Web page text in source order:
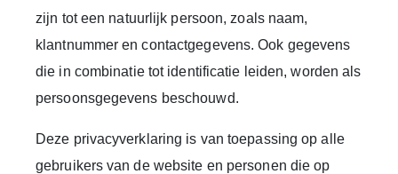
zijn tot een natuurlijk persoon, zoals naam,
klantnummer en contactgegevens. Ook gegevens
die in combinatie tot identificatie leiden, worden als
persoonsgegevens beschouwd.
Deze privacyverklaring is van toepassing op alle
gebruikers van de website en personen die op